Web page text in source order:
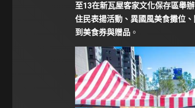
至13在新瓦屋客家文化保存區舉
住民表揚活動、異國風美食攤位
到美食券與贈品。